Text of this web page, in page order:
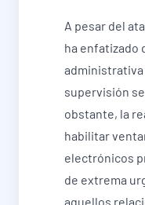
A pesar del
ha enfatizado
administrativa
supervisión
obstante, la
habilitar
electrónicos
de extrema
aquellos